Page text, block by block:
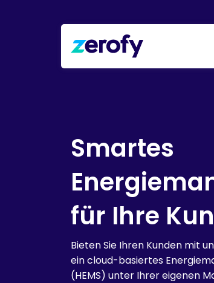
Smartes
für Ihre
Bieten Sie Ihren Kunden mit
ein cloud-basiertes
(HEMS) unter Ihrer eigenen